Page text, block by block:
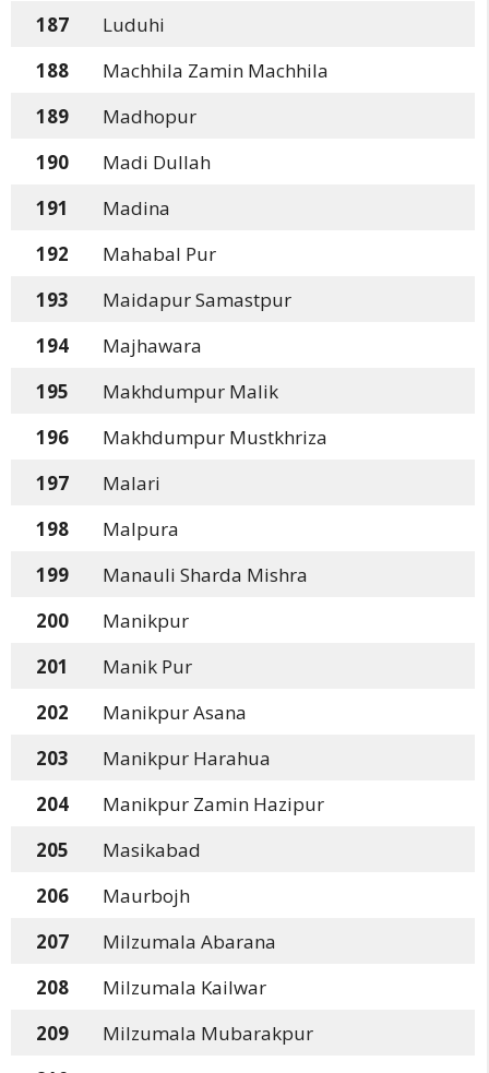
187
Luduhi
188
Machhila Zamin Machhila
189
Madhopur
190
Madi Dullah
191
Madina
192
Mahabal Pur
193
Maidapur Samastpur
194
Majhawara
195
Makhdumpur Malik
196
Makhdumpur Mustkhriza
197
Malari
198
Malpura
199
Manauli Sharda Mishra
200
Manikpur
201
Manik Pur
202
Manikpur Asana
203
Manikpur Harahua
204
Manikpur Zamin Hazipur
205
Masikabad
206
Maurbojh
207
Milzumala Abarana
208
Milzumala Kailwar
209
Milzumala Mubarakpur